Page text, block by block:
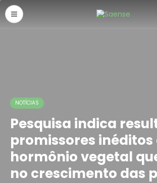
NOTÍCIAS
Pesquisa indica
promissores inéditos
hormônio vegetal
no crescimento das